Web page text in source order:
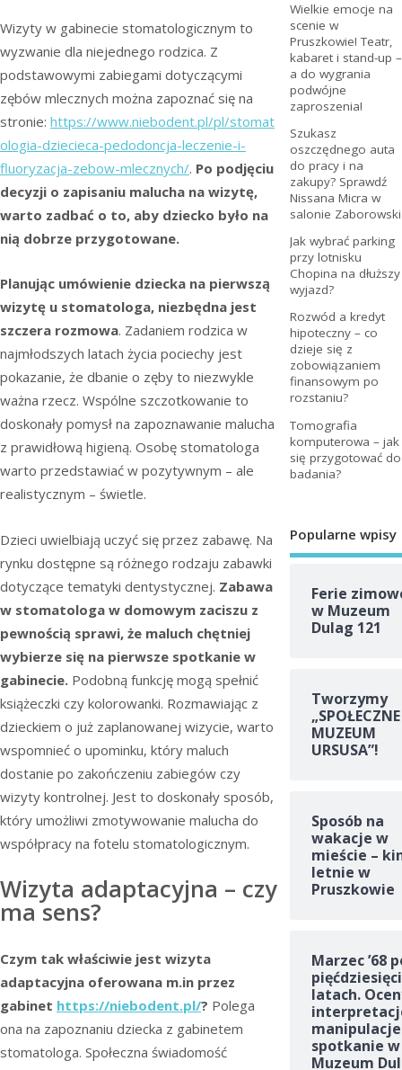
Wizyty w gabinecie stomatologicznym to
wyzwanie dla niejednego rodzica. Z
podstawowymi zabiegami dotyczącymi
zębów mlecznych można zapoznać się na
stronie: https://www.niebodent.pl/pl/stomat
ologia-dziecieca-pedodoncja-leczenie-i-
fluoryzacja-zebow-mlecznych/. Po podjęciu
decyzji o zapisaniu malucha na wizytę,
warto zadbać o to, aby dziecko było na
nią dobrze przygotowane.
Planując umówienie dziecka na pierwszą
wizytę u stomatologa, niezbędna jest
szczera rozmowa. Zadaniem rodzica w
najmłodszych latach życia pociechy jest
pokazanie, że dbanie o zęby to niezwykle
ważna rzecz. Wspólne szczotkowanie to
doskonały pomysł na zapoznawanie malucha
z prawidłową higieną. Osobę stomatologa
warto przedstawiać w pozytywnym – ale
realistycznym – świetle.
Dzieci uwielbiają uczyć się przez zabawę. Na
rynku dostępne są różnego rodzaju zabawki
dotyczące tematyki dentystycznej. Zabawa
w stomatologa w domowym zaciszu z
pewnością sprawi, że maluch chętniej
wybierze się na pierwsze spotkanie w
gabinecie. Podobną funkcję mogą spełnić
książeczki czy kolorowanki. Rozmawiając z
dzieckiem o już zaplanowanej wizycie, warto
wspomnieć o upominku, który maluch
dostanie po zakończeniu zabiegów czy
wizyty kontrolnej. Jest to doskonały sposób,
który umożliwi zmotywowanie malucha do
współpracy na fotelu stomatologicznym.
Wizyta adaptacyjna – czy
ma sens?
Czym tak właściwie jest wizyta
adaptacyjna oferowana m.in przez
gabinet https://niebodent.pl/? Polega
ona na zapoznaniu dziecka z gabinetem
stomatologa. Społeczna świadomość
Wielkie emocje na
scenie w
Pruszkowie! Teatr,
kabaret i stand-up –
a do wygrania
podwójne
zaproszenia!
Szukasz
oszczędnego auta
do pracy i na
zakupy? Sprawdź
Nissana Micra w
salonie Zaborowski
Jak wybrać parking
przy lotnisku
Chopina na dłuższy
wyjazd?
Rozwód a kredyt
hipoteczny – co
dzieje się z
zobowiązaniem
finansowym po
rozstaniu?
Tomografia
komputerowa – jak
się przygotować do
badania?
Popularne wpisy
Ferie
w Muzeum
Dulag 121
Tworzymy
„SPOŁECZNE
MUZEUM
URSUSA”!
Sposób na
wakacje w
mieście –
letnie w
Pruszkowie
Marzec ’68
latach.
spotkanie w
Muzeum